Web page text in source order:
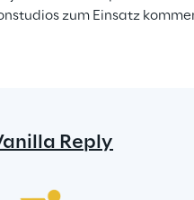
zum Einsatz
Reply